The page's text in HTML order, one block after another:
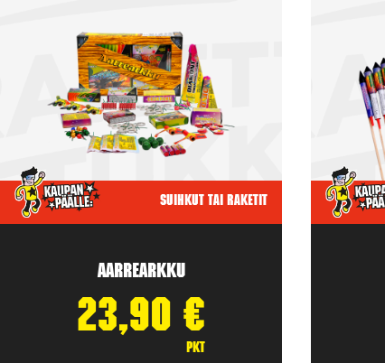
Suihkut tai raketit
Aarrearkku
23,90 €
pkt